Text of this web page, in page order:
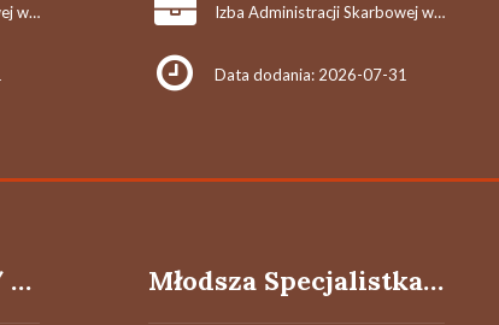
Izba Administracji Skarbowej w Rzeszowie Izba Administracji Skarbowej w Krakowie
Data dodania: 2026-07-31
Starszy Menedżer / Starsza Menedżerka ds. Portfela Produktowego Młodsza Specjalistka / Młodszy Specjalista ds. Analiz Bioinformatycznych